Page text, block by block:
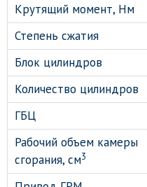
Крутящий момент, Нм
Степень сжатия
Блок цилиндров
Количество цилиндров
ГБЦ
Рабочий объем камеры
сгорания, см3